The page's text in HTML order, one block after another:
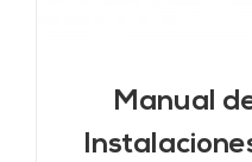
Manual